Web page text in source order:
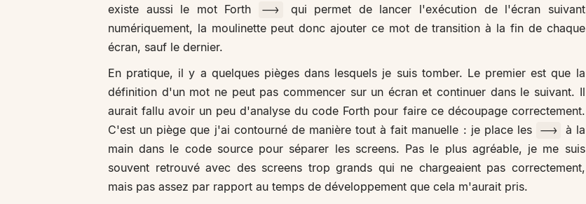
existe aussi le mot Forth
-->
qui permet de lancer l'exécution de l'écran suivant
numériquement, la moulinette peut donc ajouter ce mot de transition à la fin de chaque
écran, sauf le dernier.
En pratique, il y a quelques pièges dans lesquels je suis tomber. Le premier est que la
définition d'un mot ne peut pas commencer sur un écran et continuer dans le suivant. Il
aurait fallu avoir un peu d'analyse du code Forth pour faire ce découpage correctement.
C'est un piège que j'ai contourné de manière tout à fait manuelle : je place les
-->
à la
main dans le code source pour séparer les screens. Pas le plus agréable, je me suis
souvent retrouvé avec des screens trop grands qui ne chargeaient pas correctement,
mais pas assez par rapport au temps de développement que cela m'aurait pris.